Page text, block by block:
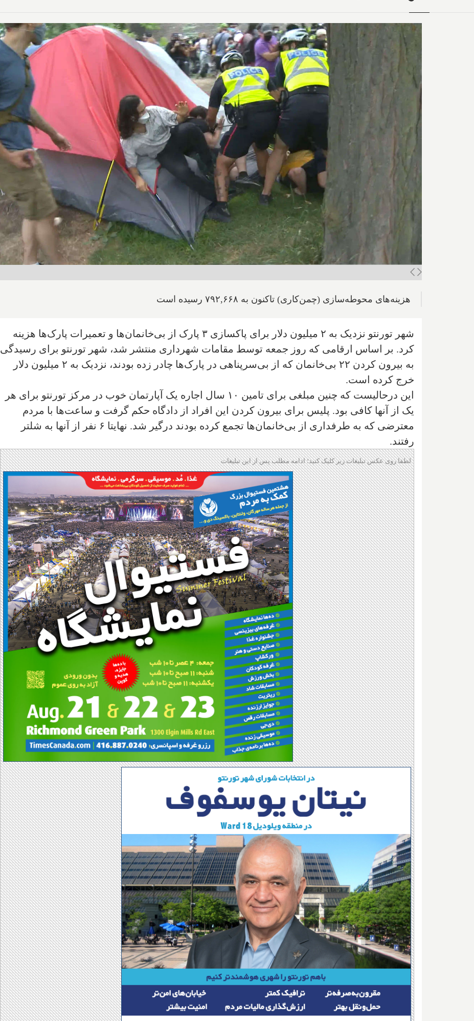
هزینه‌های محوطه‌سازی (چمن‌کاری) تاکنون به ۷۹۲,۶۶۸ رسیده است
شهر تورنتو نزدیک به ۲ میلیون دلار برای پاکسازی ۳ پارک از بی‌خانمان‌ها و تعمیرات پارک‌ها هزینه
کرد. بر اساس ارقامی که روز جمعه توسط مقامات شهرداری منتشر شد، شهر تورنتو برای رسیدگی
به بیرون کردن ۲۲ بی‌خانمان که از بی‌سرپناهی در پارک‌ها چادر زده بودند، نزدیک به ۲ میلیون دلار
خرج کرده است.
این درحالیست که چنین مبلغی برای تامین ۱۰ سال اجاره یک آپارتمان خوب در مرکز تورنتو برای هر
یک از آنها کافی بود. پلیس برای بیرون کردن این افراد از دادگاه حکم گرفت و ساعت‌ها با مردم
معترضی که به طرفداری از بی‌خانمان‌ها تجمع کرده بودند درگیر شد. نهایتا ۶ نفر از آنها به شلتر
رفتند.
لطفا روی عکس تبلیغات زیر کلیک کنید؛ ادامه مطلب پس از این تبلیغات